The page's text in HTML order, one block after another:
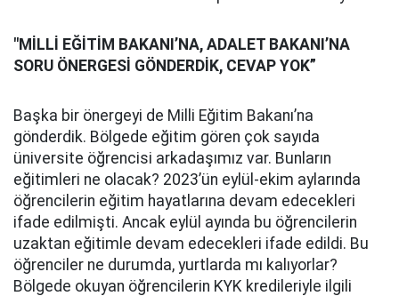
"MİLLİ EĞİTİM BAKANI’NA, ADALET BAKANI’NA
SORU ÖNERGESİ GÖNDERDİK, CEVAP YOK”
Başka bir önergeyi de Milli Eğitim Bakanı’na
gönderdik. Bölgede eğitim gören çok sayıda
üniversite öğrencisi arkadaşımız var. Bunların
eğitimleri ne olacak? 2023’ün eylül-ekim aylarında
öğrencilerin eğitim hayatlarına devam edecekleri
ifade edilmişti. Ancak eylül ayında bu öğrencilerin
uzaktan eğitimle devam edecekleri ifade edildi. Bu
öğrenciler ne durumda, yurtlarda mı kalıyorlar?
Bölgede okuyan öğrencilerin KYK kredileriyle ilgili